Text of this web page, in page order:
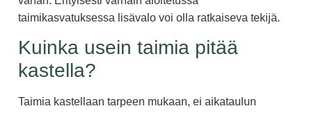
taimikasvatuksessa lisävalo voi olla ratkaiseva tekijä.
Kuinka usein taimia pitää
kastella?
Taimia kastellaan tarpeen mukaan, ei aikataulun